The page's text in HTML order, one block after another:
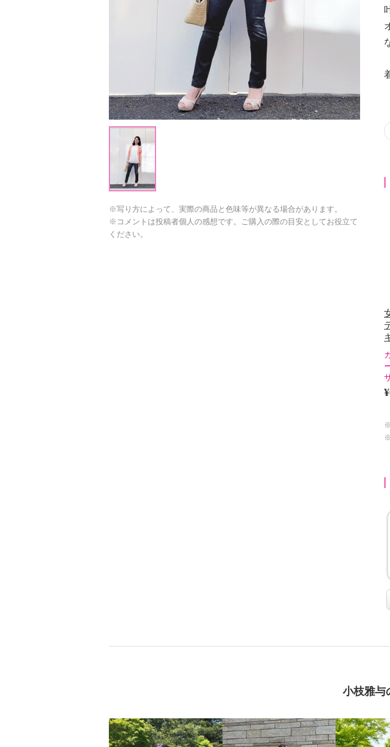
※写り方によって、実際の商品と色味等が異なる場合があります。
※コメントは投稿者個人の感想です。ご購入の際の目安としてお役立て
ください。
小枝雅与